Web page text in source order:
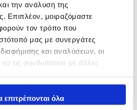
την ανάλυση της
Επιπλέον, μοιραζόμαστε
τον τρόπο που
μας με συνεργάτες
και αναλύσεων, οι
τις συνδυάσουν με άλλες
με την από μέρους σας χρήση
επιτρέπονται όλα
Επιλογή